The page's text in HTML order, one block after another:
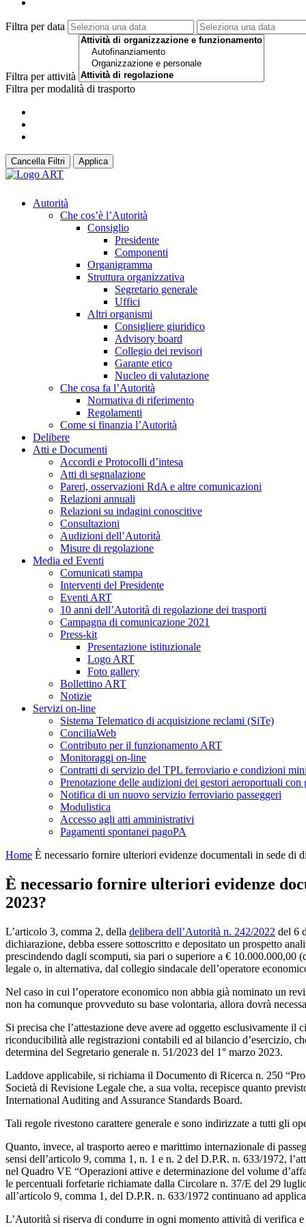
Filtra per data
Filtra per attività
Filtra per modalità di trasporto
Cancella Filtri Applica
Autorità
Che cos’è l’Autorità
Consiglio
Presidente
Componenti
Organigramma
Struttura organizzativa
Segretario generale
Uffici
Altri organismi
Consigliere giuridico
Advisory board
Collegio dei revisori
Garante etico
Nucleo di valutazione
Che cosa fa l’Autorità
Normativa di riferimento
Regolamenti
Come si finanzia l’Autorità
Delibere
Atti e Documenti
Accordi e Protocolli d’intesa
Atti di segnalazione
Pareri, osservazioni RdA e altre comunicazioni
Relazioni annuali
Relazioni su indagini conoscitive
Consultazioni
Audizioni dell’Autorità
Misure di regolazione
Media ed Eventi
Comunicati stampa
Interventi del Presidente
Eventi ART
10 anni dell’Autorità di regolazione dei trasporti
Campagna di comunicazione 2021
Press-kit
Presentazione istituzionale
Logo ART
Foto gallery
Bollettino ART
Notizie
Servizi on-line
Sistema Telematico di acquisizione reclami (SiTe)
ConciliaWeb
Contributo per il funzionamento ART
Monitoraggi on-line
Contratti di servizio del TPL ferroviario e condizioni
Prenotazione delle audizioni dei gestori aeroportuali con
Notifica di un nuovo servizio ferroviario passeggeri
Modulistica
Accesso agli atti amministrativi
Pagamenti spontanei pagoPA
Home È necessario fornire ulteriori evidenze documentali in sede
È necessario fornire ulteriori evidenze
2023?
L’articolo 3, comma 2, della delibera dell’Autorità n. 242/2022 del 6
dichiarazione, debba essere sottoscritto e depositato un prospetto
prescindendo dagli scomputi, sia pari o superiore a € 10.000.000,00
legale o, in alternativa, dal collegio sindacale dell’operatore
Nel caso in cui l’operatore economico non abbia già nominato un
non ha comunque provveduto su base volontaria, allora dovrà
Si precisa che l’attestazione deve avere ad oggetto esclusivamente
riconducibilità alle registrazioni contabili ed al bilancio d’esercizio,
determina del Segretario generale n. 51/2023 del 1° marzo 2023.
Laddove applicabile, si richiama il Documento di Ricerca n. 250
Società di Revisione Legale che, a sua volta, recepisce quanto
International Auditing and Assurance Standards Board.
Tali regole rivestono carattere generale e sono indirizzate a tutti gli
Quanto, invece, al trasporto aereo e marittimo internazionale di
sensi dell’articolo 9, comma 1, n. 1 e n. 2 del D.P.R. n. 633/1972,
nel Quadro VE “Operazioni attive e determinazione del volume
le percentuali forfetarie richiamate dalla Circolare n. 37/E del 29
all’articolo 9, comma 1, del D.P.R. n. 633/1972 continuano ad
L’Autorità si riserva di condurre in ogni momento attività di verifica